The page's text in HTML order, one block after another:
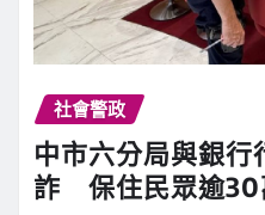
社會警政
中市六分局與銀行
詐 保住民眾逾30